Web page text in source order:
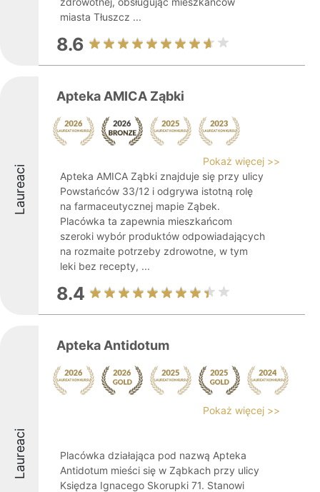
miasta Tłuszcz ...
8.6
Laureaci
Apteka AMICA Ząbki
Pokaż więcej >>
Apteka AMICA Ząbki znajduje się przy ulicy
Powstańców 33/12 i odgrywa istotną rolę
na farmaceutycznej mapie Ząbek.
Placówka ta zapewnia mieszkańcom
szeroki wybór produktów odpowiadających
na rozmaite potrzeby zdrowotne, w tym
leki bez recepty, ...
8.4
Laureaci
Apteka Antidotum
Pokaż więcej >>
Placówka działająca pod nazwą Apteka
Antidotum mieści się w Ząbkach przy ulicy
Księdza Ignacego Skorupki 71. Stanowi